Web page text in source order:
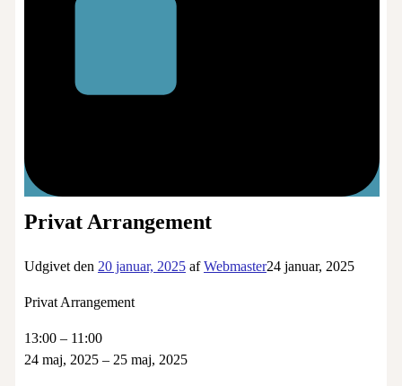
Privat Arrangement
Udgivet den 20 januar, 2025 afWebmaster24 januar, 2025
Privat Arrangement
13:00 – 11:00
24 maj, 2025 – 25 maj, 2025